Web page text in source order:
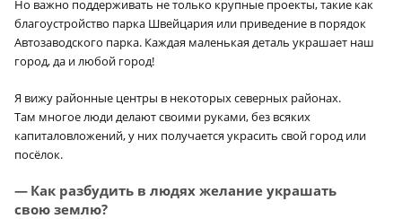
Но важно поддерживать не только крупные проекты, такие как
благоустройство парка Швейцария или приведение в порядок
Автозаводского парка. Каждая маленькая деталь украшает наш
город, да и любой город!
Я вижу районные центры в некоторых северных районах.
Там многое люди делают своими руками, без всяких
капиталовложений, у них получается украсить свой город или
посёлок.
— Как разбудить в людях желание украшать
свою землю?